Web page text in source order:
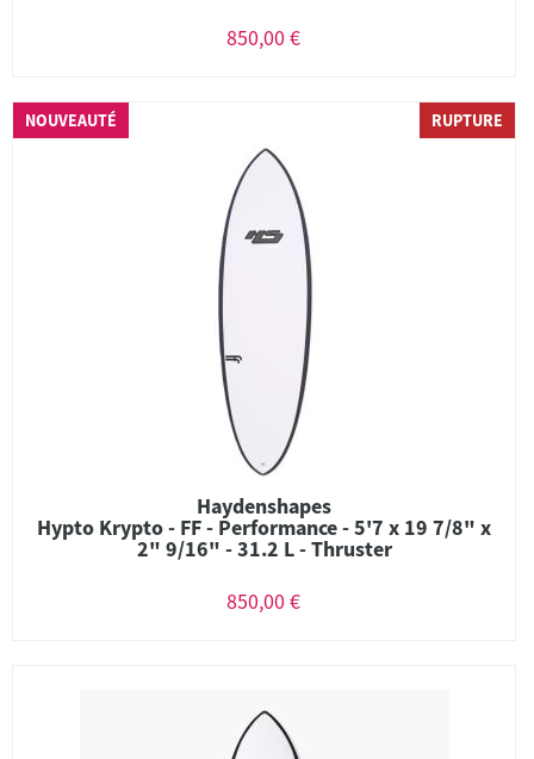
850,00 €
NOUVEAUTÉ RUPTURE
Haydenshapes
Hypto Krypto - FF - Performance - 5'7 x 19 7/8" x
2" 9/16" - 31.2 L - Thruster
850,00 €